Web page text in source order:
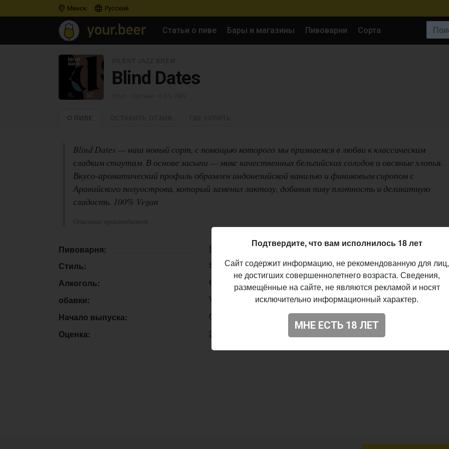
Минск Русский
Статьи о пиве Бары и магазины Пивоварни Сорта
Blind Dates
О ПИВЕ
Blind Dates — наш новый сорт, с помощью которого мы признаемся в любви к классическим
сладким стаутам. В основе засыпи — микс качественных бельгийских солодов и овсяные хлопья.
Вкусо-ароматический профиль обрамлен индонезийской ванилью и финиковым сиропом с
Аравийского полуострова, который заменил лактозу, добавив пиву плотность и деликатную
сладость. 100% Vegan
Описание производителя
Пивоварня:
Silent Jazz Brew
Стиль:
Stout - Oatmeal
Алкоголь:
6,9%
обавки:
Vanilla, Date
Начало выпуска:
04.06.2021
Оценка:
3.902
Подтвердите, что вам исполнилось 18 лет
Сайт содержит информацию, не рекомендованную для лиц,
не достигших совершеннолетнего возраста. Сведения,
размещённые на сайте, не являются рекламой и носят
исключительно информационный характер.
МНЕ ЕСТЬ 18 ЛЕТ